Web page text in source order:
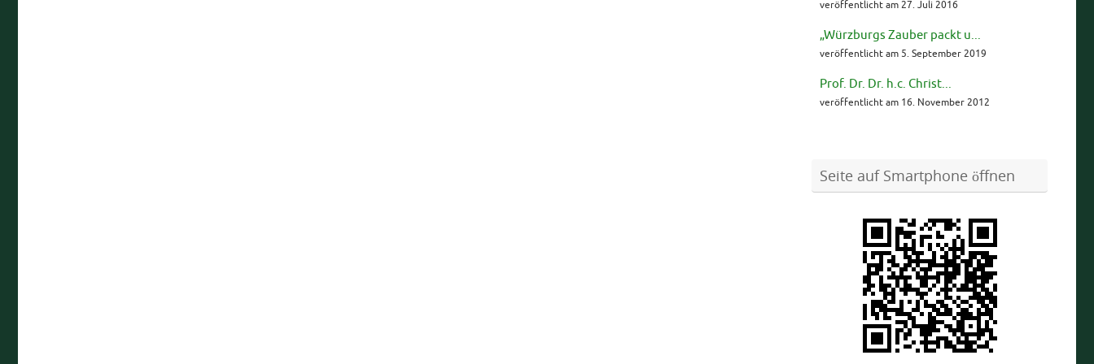
veröffentlicht am 27. Juli 2016
„Würzburgs Zauber packt u...
veröffentlicht am 5. September 2019
Prof. Dr. Dr. h.c. Christ...
veröffentlicht am 16. November 2012
Seite auf Smartphone öffnen